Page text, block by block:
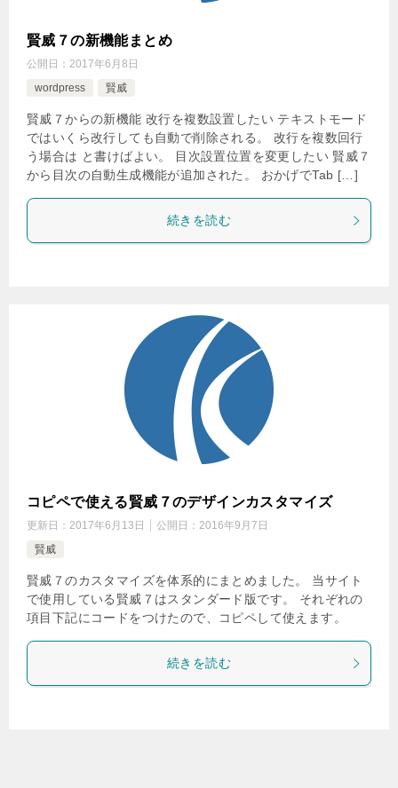
賢威７の新機能まとめ
公開日： 2017年6月8日
wordpress
賢威
賢威７からの新機能 改行を複数設置したい テキストモード
ではいくら改行しても自動で削除される。 改行を複数回行
う場合は と書けばよい。 目次設置位置を変更したい 賢威７
から目次の自動生成機能が追加された。 おかげでTab […]
続きを読む
コピペで使える賢威７のデザインカスタマイズ
更新日： 2017年6月13日 公開日： 2016年9月7日
賢威
賢威７のカスタマイズを体系的にまとめました。 当サイト
で使用している賢威７はスタンダード版です。 それぞれの
項目下記にコードをつけたので、コピペして使えます。
続きを読む